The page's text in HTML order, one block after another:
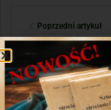
Poprzedni artykuł